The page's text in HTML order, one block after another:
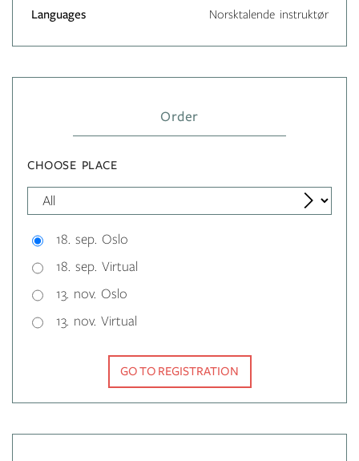
Languages Norsktalende instruktør
Order
CHOOSE PLACE
18. sep. Oslo
18. sep. Virtual
13. nov. Oslo
13. nov. Virtual
GO TO REGISTRATION